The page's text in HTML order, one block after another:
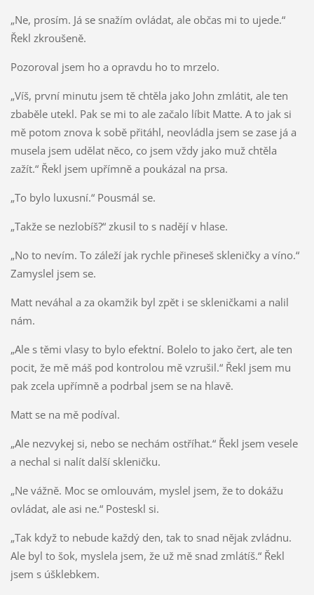
„Ne, prosím. Já se snažím ovládat, ale občas mi to ujede.“
Řekl zkroušeně.
Pozoroval jsem ho a opravdu ho to mrzelo.
„Víš, první minutu jsem tě chtěla jako John zmlátit, ale ten
zbaběle utekl. Pak se mi to ale začalo líbit Matte. A to jak si
mě potom znova k sobě přitáhl, neovládla jsem se zase já a
musela jsem udělat něco, co jsem vždy jako muž chtěla
zažít.“ Řekl jsem upřímně a poukázal na prsa.
„To bylo luxusní.“ Pousmál se.
„Takže se nezlobíš?“ zkusil to s nadějí v hlase.
„No to nevím. To záleží jak rychle přineseš skleničky a víno.“
Zamyslel jsem se.
Matt neváhal a za okamžik byl zpět i se skleničkami a nalil
nám.
„Ale s těmi vlasy to bylo efektní. Bolelo to jako čert, ale ten
pocit, že mě máš pod kontrolou mě vzrušil.“ Řekl jsem mu
pak zcela upřímně a podrbal jsem se na hlavě.
Matt se na mě podíval.
„Ale nezvykej si, nebo se nechám ostříhat.“ Řekl jsem vesele
a nechal si nalít další skleničku.
„Ne vážně. Moc se omlouvám, myslel jsem, že to dokážu
ovládat, ale asi ne.“ Posteskl si.
„Tak když to nebude každý den, tak to snad nějak zvládnu.
Ale byl to šok, myslela jsem, že už mě snad zmlátíš.“ Řekl
jsem s úšklebkem.